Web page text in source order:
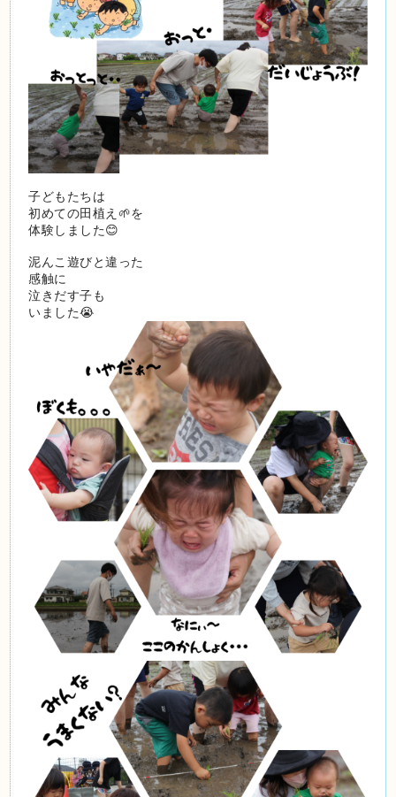
子どもたちは
初めての田植え🌱を
体験しました😊
泥んこ遊びと違った
感触に
泣きだす子も
いました😭